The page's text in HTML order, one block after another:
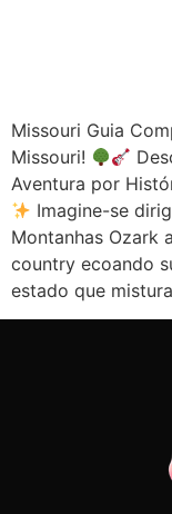
Missouri Guia
Missouri!
Aventura por
Imagine-se
Montanhas Ozark
country ecoando
estado que